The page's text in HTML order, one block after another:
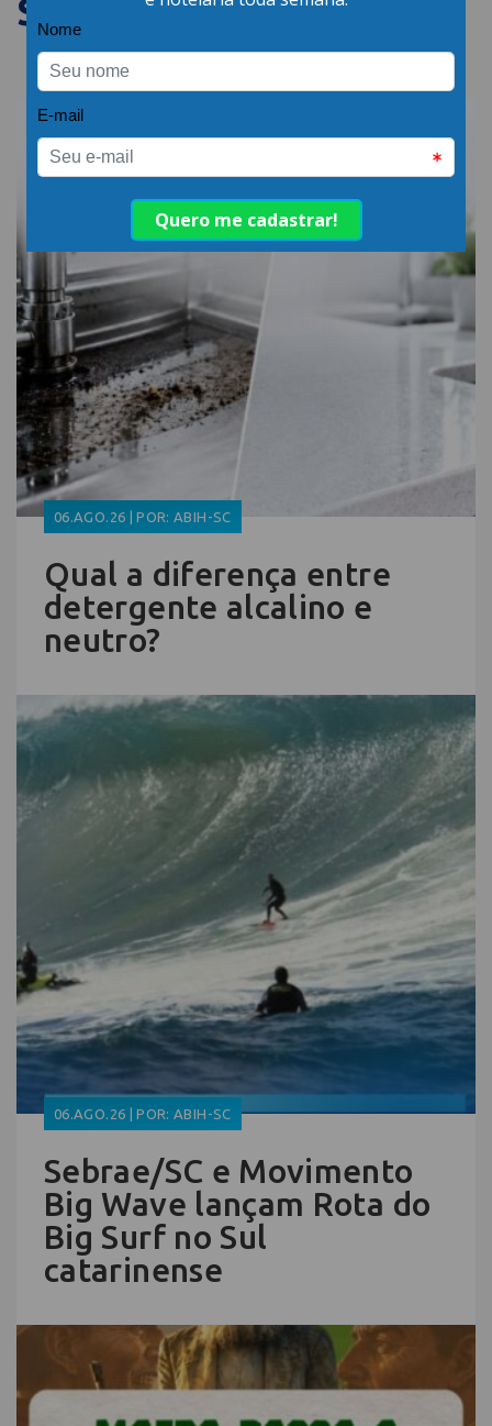
SEMELHANTES
06.AGO.26 | POR: ABIH-SC
Qual a diferença entre
detergente alcalino e
neutro?
06.AGO.26 | POR: ABIH-SC
Sebrae/SC e Movimento
Big Wave lançam Rota do
Big Surf no Sul
catarinense